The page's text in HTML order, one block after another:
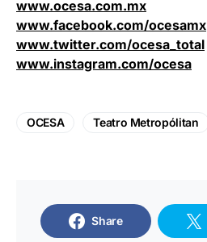
www.ocesa.com.mx
www.facebook.com/ocesamx
www.twitter.com/ocesa_total
www.instagram.com/ocesa
OCESA Teatro Metropólitan
Share